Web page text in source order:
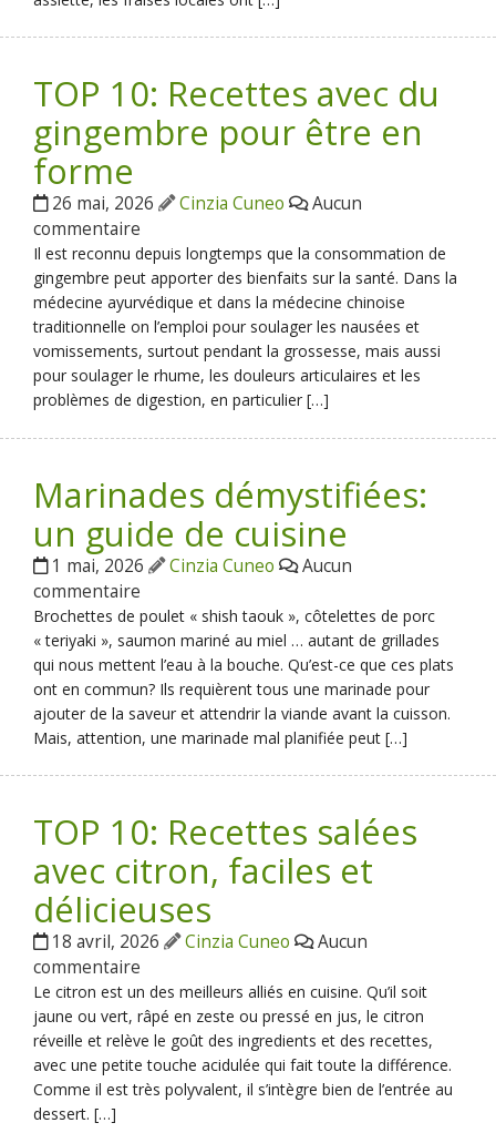
TOP 10: Recettes avec du
gingembre pour être en
forme
26 mai, 2026 Cinzia Cuneo
Aucun
commentaire
Il est reconnu depuis longtemps que la consommation de
gingembre peut apporter des bienfaits sur la santé. Dans la
médecine ayurvédique et dans la médecine chinoise
traditionnelle on l’emploi pour soulager les nausées et
vomissements, surtout pendant la grossesse, mais aussi
pour soulager le rhume, les douleurs articulaires et les
problèmes de digestion, en particulier […]
Marinades démystifiées:
un guide de cuisine
1 mai, 2026 Cinzia Cuneo
Aucun
commentaire
Brochettes de poulet « shish taouk », côtelettes de porc
« teriyaki », saumon mariné au miel … autant de grillades
qui nous mettent l’eau à la bouche. Qu’est-ce que ces plats
ont en commun? Ils requièrent tous une marinade pour
ajouter de la saveur et attendrir la viande avant la cuisson.
Mais, attention, une marinade mal planifiée peut […]
TOP 10: Recettes salées
avec citron, faciles et
délicieuses
18 avril, 2026 Cinzia Cuneo
Aucun
commentaire
Le citron est un des meilleurs alliés en cuisine. Qu’il soit
jaune ou vert, râpé en zeste ou pressé en jus, le citron
réveille et relève le goût des ingredients et des recettes,
avec une petite touche acidulée qui fait toute la différence.
Comme il est très polyvalent, il s’intègre bien de l’entrée au
dessert. […]